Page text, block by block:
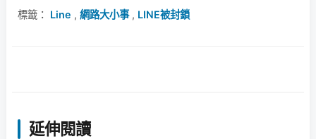
標籤： Line , 網路大小事, LINE被封鎖
延伸閱讀